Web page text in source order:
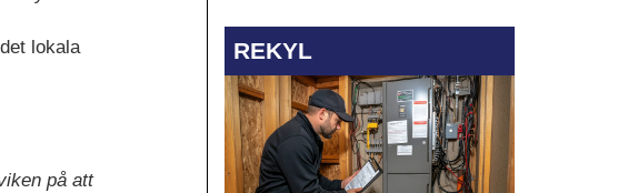
lokala
på att
REKYL